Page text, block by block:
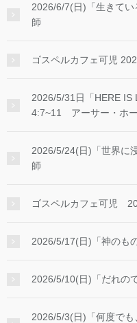
2026/6/7(日)「生きて
師
ゴスペルカフェ可児
2026/5/31日「HERE
4:7~11 アーサー・ホ
2026/5/24(日)「世界に
師
ゴスペルカフェ可児
2026/5/17(日)「神のも
2026/5/10(日)「だれの
2026/5/3(日)「何度で